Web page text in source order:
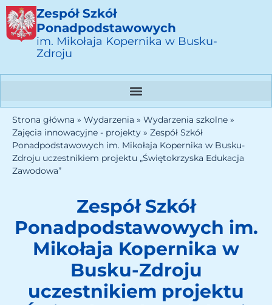
Zespół Szkół
Ponadpodstawowych
im. Mikołaja Kopernika w Busku-
Zdroju
Strona główna » Wydarzenia » Wydarzenia szkolne »
Zajęcia innowacyjne - projekty » Zespół Szkół
Ponadpodstawowych im. Mikołaja Kopernika w Busku-
Zdroju uczestnikiem projektu „Świętokrzyska Edukacja
Zawodowa”
Zespół Szkół
Ponadpodstawowych im.
Mikołaja Kopernika w
Busku-Zdroju
uczestnikiem projektu